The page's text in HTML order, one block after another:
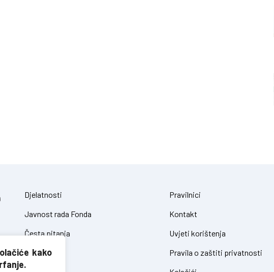
kako
Djelatnosti
Javnost rada Fonda
Česta pitanja
Zakoni
Pravilnici
Kontakt
Uvjeti korištenja
Pravila o zaštiti privatnosti